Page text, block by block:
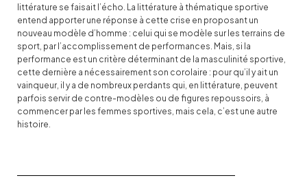
littérature se faisait l’écho. La littérature à thématique sportive
entend apporter une réponse à cette crise en proposant un
nouveau modèle d’homme : celui qui se modèle sur les terrains de
sport, par l’accomplissement de performances. Mais, si la
performance est un critère déterminant de la masculinité sportive,
cette dernière a nécessairement son corolaire : pour qu’il y ait un
vainqueur, il y a de nombreux perdants qui, en littérature, peuvent
parfois servir de contre-modèles ou de figures repoussoirs, à
commencer par les femmes sportives, mais cela, c’est une autre
histoire.